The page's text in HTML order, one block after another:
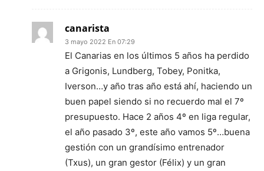
canarista
3 mayo 2022 En 07:29
El Canarias en los últimos 5 años ha perdido
a Grigonis, Lundberg, Tobey, Ponitka,
Iverson…y año tras año está ahí, haciendo un
buen papel siendo si no recuerdo mal el 7º
presupuesto. Hace 2 años 4º en liga regular,
el año pasado 3º, este año vamos 5º…buena
gestión con un grandísimo entrenador
(Txus), un gran gestor (Félix) y un gran